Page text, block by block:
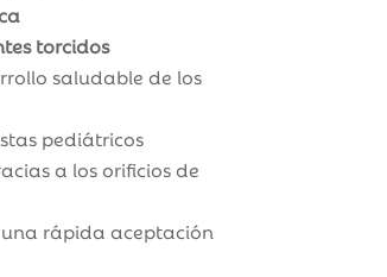
torcidos
saludable de los
pediátricos
a los orificios de
rápida aceptación